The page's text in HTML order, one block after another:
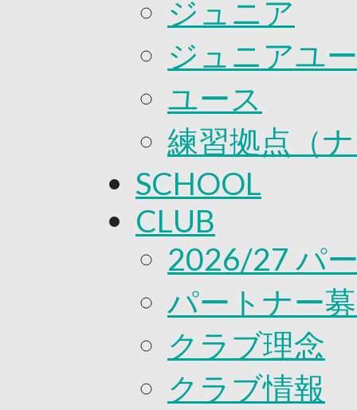
ジュニア
ジュニアユ
ユース
練習拠点（
SCHOOL
CLUB
2026/27 パ
パートナー
クラブ理念
クラブ情報